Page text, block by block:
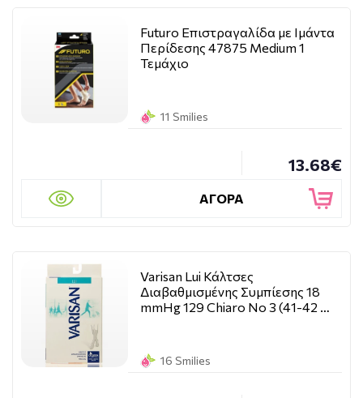
Futuro Επιστραγαλίδα με Ιμάντα
Περίδεσης 47875 Medium 1
Τεμάχιο
11 Smilies
13.68€
ΑΓΟΡΑ
Varisan Lui Κάλτσες
Διαβαθμισμένης Συμπίεσης 18
mmHg 129 Chiaro No 3 (41-42 …
16 Smilies